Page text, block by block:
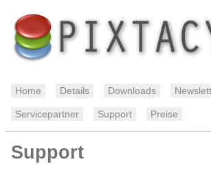
Home Details Downloads
Servicepartner Support Preise
Support